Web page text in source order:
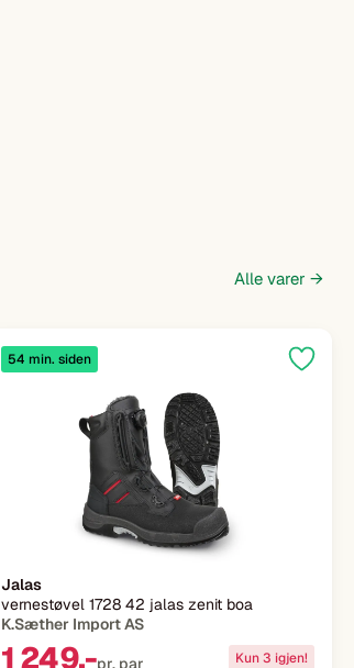
Alle varer →
54 min. siden
Jalas
vernestøvel 1728 42 jalas zenit boa
K.Sæther Import AS
1 249,-pr. par Kun 3 igjen!